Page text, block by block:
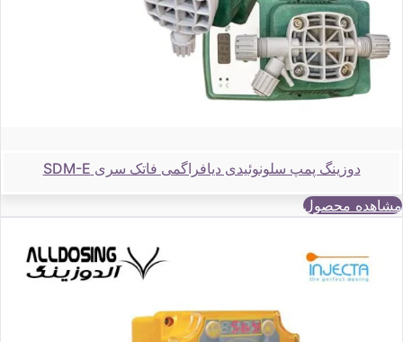
دوزینگ پمپ سلونوئیدی دیافراگمی فاتک سری SDM-E
مشاهده محصول